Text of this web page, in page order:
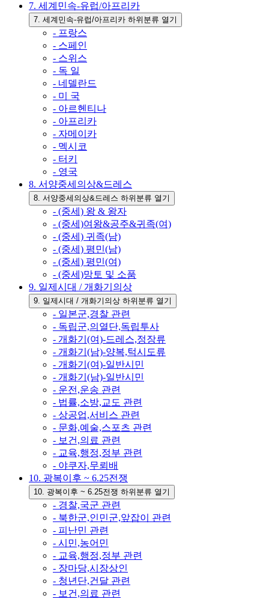
7. 세계민속-유럽/아프리카
7. 세계민속-유럽/아프리카 하위분류 열기
- 프랑스
- 스페인
- 스위스
- 독 일
- 네델란드
- 미 국
- 아르헨티나
- 아프리카
- 자메이카
- 멕시코
- 터키
- 영국
8. 서양중세의상&드레스
8. 서양중세의상&드레스 하위분류 열기
- (중세) 왕 & 왕자
- (중세)여왕&공주&귀족(여)
- (중세) 귀족(남)
- (중세) 평민(남)
- (중세) 평민(여)
- (중세)망토 및 소품
9. 일제시대 / 개화기의상
9. 일제시대 / 개화기의상 하위분류 열기
- 일본군,경찰 관련
- 독립군,의열단,독립투사
- 개화기(여)-드레스,정장류
- 개화기(남)-양복,턱시도류
- 개화기(여)-일반시민
- 개화기(남)-일반시민
- 운전,운송 관련
- 법률,소방,교도 관련
- 상공업,서비스 관련
- 문화,예술,스포츠 관련
- 보건,의료 관련
- 교육,행정,정부 관련
- 야쿠자,무뢰배
10. 광복이후 ~ 6.25전쟁
10. 광복이후 ~ 6.25전쟁 하위분류 열기
- 경찰,국군 관련
- 북한군,인민군,앞잡이 관련
- 피난민 관련
- 시민,농어민
- 교육,행정,정부 관련
- 장마당,시장상인
- 청년단,건달 관련
- 보건,의료 관련